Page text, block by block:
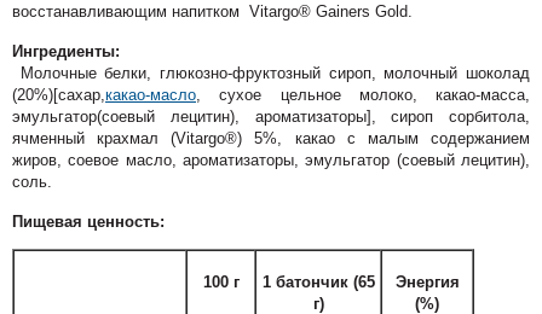
восстанавливающим напитком Vitargo® Gainers Gold.
Ингредиенты:
Молочные белки, глюкозно-фруктозный сироп, молочный шоколад
(20%)[сахар, какао-масло , сухое цельное молоко, какао-масса,
эмульгатор(соевый лецитин), ароматизаторы], сироп сорбитола,
ячменный крахмал (Vitargo®) 5%, какао с малым содержанием
жиров, соевое масло, ароматизаторы, эмульгатор (соевый лецитин),
соль.
Пищевая ценность:
100 г
1 батончик (65
г)
Энергия
(%)